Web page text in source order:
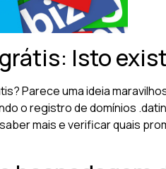
Isto
Parece uma ideia
o registro de domínios
mais e verificar quais